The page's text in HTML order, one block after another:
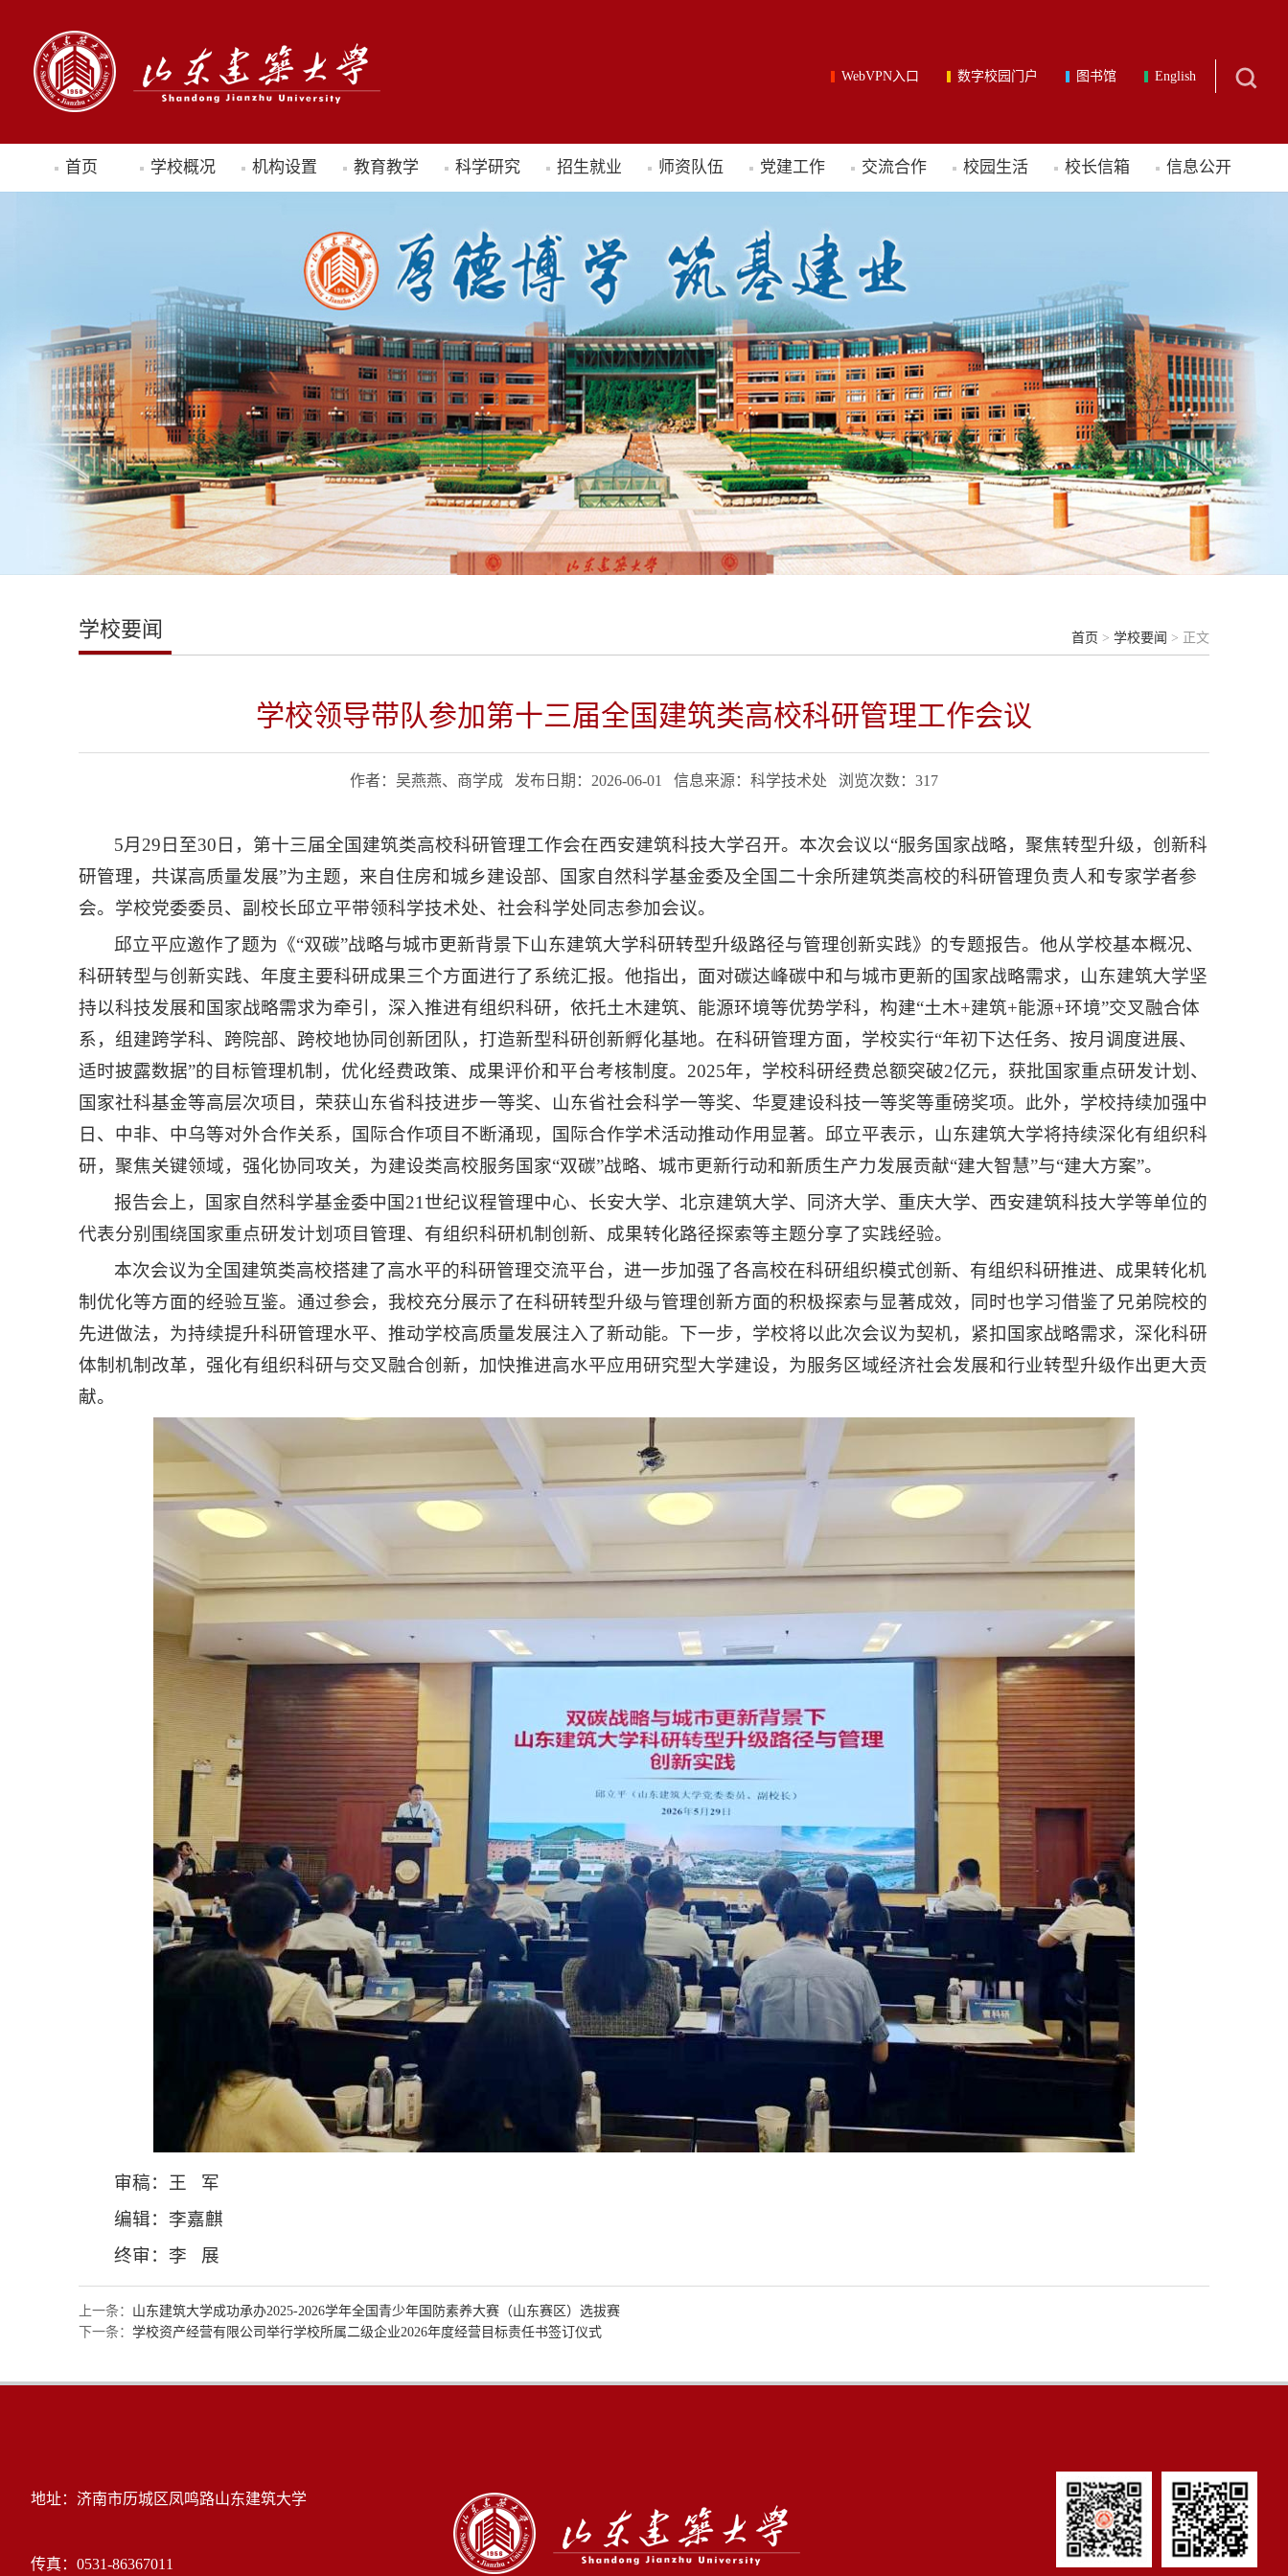
WebVPN入口 数字校园门户 图书馆 English
首页 学校概况 机构设置 教育教学 科学研究 招生就业 师资队伍 党建工作 交流合作 校园生活 校长信箱 信息公开
学校要闻 首页 > 学校要闻 > 正文
学校领导带队参加第十三届全国建筑类高校科研管理工作会议
作者：吴燕燕、商学成 发布日期：2026-06-01 信息来源：科学技术处 浏览次数： 317
5月29日至30日，第十三届全国建筑类高校科研管理工作会在西安建筑科技大学召开。本次会议以“服务国家战略，聚焦转型升级，创新科
研管理，共谋高质量发展”为主题，来自住房和城乡建设部、国家自然科学基金委及全国二十余所建筑类高校的科研管理负责人和专家学者参
会。学校党委委员、副校长邱立平带领科学技术处、社会科学处同志参加会议。
邱立平应邀作了题为《“双碳”战略与城市更新背景下山东建筑大学科研转型升级路径与管理创新实践》的专题报告。他从学校基本概况、
科研转型与创新实践、年度主要科研成果三个方面进行了系统汇报。他指出，面对碳达峰碳中和与城市更新的国家战略需求，山东建筑大学坚
持以科技发展和国家战略需求为牵引，深入推进有组织科研，依托土木建筑、能源环境等优势学科，构建“土木+建筑+能源+环境”交叉融合体
系，组建跨学科、跨院部、跨校地协同创新团队，打造新型科研创新孵化基地。在科研管理方面，学校实行“年初下达任务、按月调度进展、
适时披露数据”的目标管理机制，优化经费政策、成果评价和平台考核制度。2025年，学校科研经费总额突破2亿元，获批国家重点研发计划、
国家社科基金等高层次项目，荣获山东省科技进步一等奖、山东省社会科学一等奖、华夏建设科技一等奖等重磅奖项。此外，学校持续加强中
日、中非、中乌等对外合作关系，国际合作项目不断涌现，国际合作学术活动推动作用显著。邱立平表示，山东建筑大学将持续深化有组织科
研，聚焦关键领域，强化协同攻关，为建设类高校服务国家“双碳”战略、城市更新行动和新质生产力发展贡献“建大智慧”与“建大方案”。
报告会上，国家自然科学基金委中国21世纪议程管理中心、长安大学、北京建筑大学、同济大学、重庆大学、西安建筑科技大学等单位的
代表分别围绕国家重点研发计划项目管理、有组织科研机制创新、成果转化路径探索等主题分享了实践经验。
本次会议为全国建筑类高校搭建了高水平的科研管理交流平台，进一步加强了各高校在科研组织模式创新、有组织科研推进、成果转化机
制优化等方面的经验互鉴。通过参会，我校充分展示了在科研转型升级与管理创新方面的积极探索与显著成效，同时也学习借鉴了兄弟院校的
先进做法，为持续提升科研管理水平、推动学校高质量发展注入了新动能。下一步，学校将以此次会议为契机，紧扣国家战略需求，深化科研
体制机制改革，强化有组织科研与交叉融合创新，加快推进高水平应用研究型大学建设，为服务区域经济社会发展和行业转型升级作出更大贡
献。
审稿：王 军
编辑：李嘉麒
终审：李 展
上一条： 山东建筑大学成功承办2025-2026学年全国青少年国防素养大赛（山东赛区）选拔赛
下一条： 学校资产经营有限公司举行学校所属二级企业2026年度经营目标责任书签订仪式
地址：济南市历城区凤鸣路山东建筑大学
传真：0531-86367011